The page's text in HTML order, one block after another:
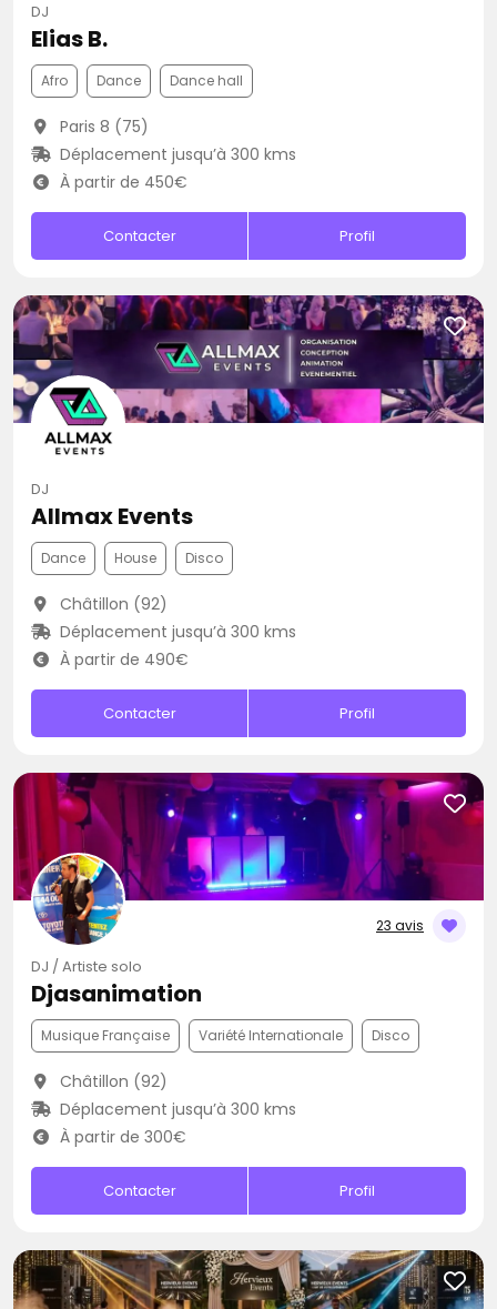
DJ
Elias B.
Afro Dance Dance hall
Paris 8 (75)
Déplacement jusqu’à 300 kms
À partir de 450€
Contacter Profil
DJ
Allmax Events
Dance House Disco
Châtillon (92)
Déplacement jusqu’à 300 kms
À partir de 490€
Contacter Profil
23 avis
DJ / Artiste solo
Djasanimation
Musique Française Variété Internationale Disco
Châtillon (92)
Déplacement jusqu’à 300 kms
À partir de 300€
Contacter Profil